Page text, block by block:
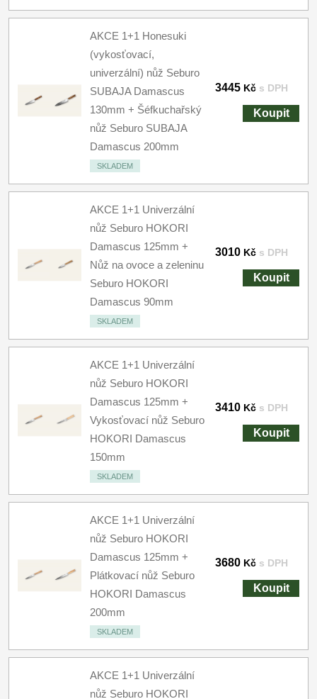
AKCE 1+1 Honesuki
(vykosťovací,
univerzální) nůž Seburo
SUBAJA Damascus
130mm + Šéfkuchařský
nůž Seburo SUBAJA
Damascus 200mm
SKLADEM
3445 Kč s DPH
Koupit
AKCE 1+1 Univerzální
nůž Seburo HOKORI
Damascus 125mm +
Nůž na ovoce a zeleninu
Seburo HOKORI
Damascus 90mm
SKLADEM
3010 Kč s DPH
Koupit
AKCE 1+1 Univerzální
nůž Seburo HOKORI
Damascus 125mm +
Vykosťovací nůž Seburo
HOKORI Damascus
150mm
SKLADEM
3410 Kč s DPH
Koupit
AKCE 1+1 Univerzální
nůž Seburo HOKORI
Damascus 125mm +
Plátkovací nůž Seburo
HOKORI Damascus
200mm
SKLADEM
3680 Kč s DPH
Koupit
AKCE 1+1 Univerzální
nůž Seburo HOKORI